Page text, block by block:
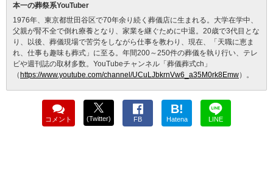
本一の葬祭系YouTuber
1976年、東京都世田谷区で70年余り続く葬儀店に生まれる。大学在学中、
父親が腎不全で倒れ療養となり、家業を継ぐために中退。20歳で3代目とな
り、以後、葬儀現場で苦労をしながら仕事を教わり、現在、「天職に恵ま
れ、仕事も趣味も葬式」に至る。年間200～250件の葬儀を執り行い、テレ
ビや週刊誌の取材多数。YouTubeチャンネル「葬儀葬式ch」
（https://www.youtube.com/channel/UCuLJbkrnVw6_a35M0rk8Emw）。
コメント (Twitter) FB
B!
Hatena LINE